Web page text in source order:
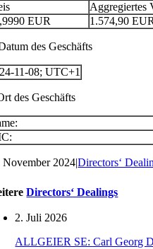
Aggregiertes
EUR 1.574,90 EUR
des Geschäfts
11-08; UTC+1
des Geschäfts
November 2024|Directors‘
Directors‘ Dealings
2. Juli 2026
ALLGEIER SE: Carl Georg